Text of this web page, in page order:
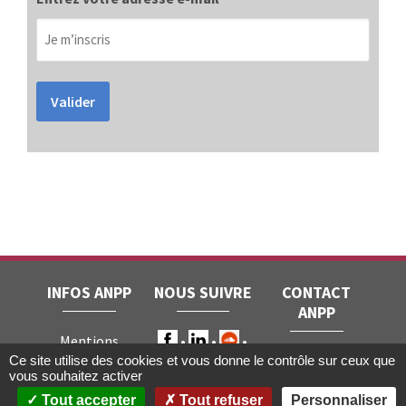
Valider
INFOS ANPP
Mentions
légales RGPD
Contact
NOUS SUIVRE
CONTACT
ANPP
ANPP • 22, rue
Joubert • 75009
Ce site utilise des cookies et vous donne le contrôle sur ceux que
vous souhaitez activer
Tout accepter
Tout refuser Personnaliser